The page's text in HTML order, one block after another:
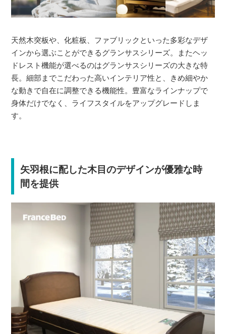
天然木突板や、化粧板、ファブリックといった多彩なデザ
インから選ぶことができるグランサスシリーズ。またヘッ
ドレスト機能が選べるのはグランサスシリーズの大きな特
長。細部までこだわった高いインテリア性と、きめ細やか
な動きで自在に調整できる機能性。豊富なラインナップで
身体だけでなく、ライフスタイルをアップグレードしま
す。
矢羽根に配した木目のデザインが優雅な時
間を提供